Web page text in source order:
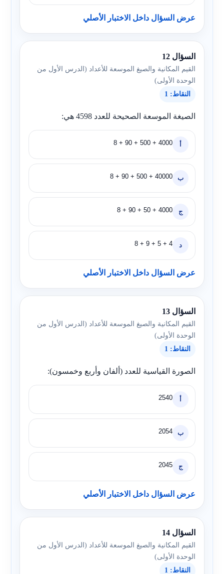
عرض السؤال داخل الاختبار الأصلي
السؤال 12
القيم المكانية والصيغ الموسعة للأعداد (الدرس الأول من
الوحدة الأولى)
النقاط: 1
الصيغة الموسعة الصحيحة للعدد 4598 هي:
4000 + 500 + 90 + 8
ب 40000 + 500 + 90 + 8
ج 4000 + 50 + 90 + 8
د 4 + 5 + 9 + 8
عرض السؤال داخل الاختبار الأصلي
السؤال 13
القيم المكانية والصيغ الموسعة للأعداد (الدرس الأول من
الوحدة الأولى)
النقاط: 1
الصورة القياسية للعدد (ألفان وأربع وخمسون):
2540
ب 2054
ج 2045
عرض السؤال داخل الاختبار الأصلي
السؤال 14
القيم المكانية والصيغ الموسعة للأعداد (الدرس الأول من
الوحدة الأولى)
النقاط: 1